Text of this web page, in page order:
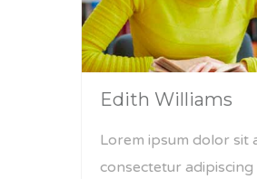
Edith Williams
Lorem ipsum dolor sit
consectetur adipiscing